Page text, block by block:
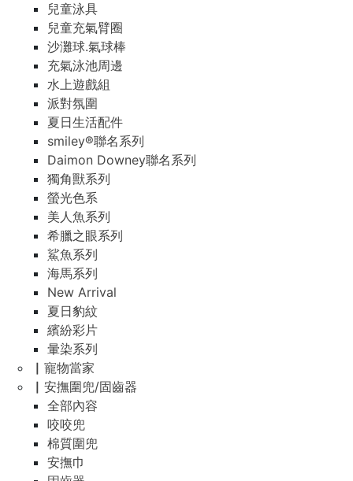
兒童泳具
兒童充氣臂圈
沙灘球.氣球棒
充氣泳池周邊
水上遊戲組
派對氛圍
夏日生活配件
smiley®聯名系列
Daimon Downey聯名系列
獨角獸系列
螢光色系
美人魚系列
希臘之眼系列
鯊魚系列
海馬系列
New Arrival
夏日豹紋
繽紛彩片
暈染系列
▏寵物當家
▏安撫圍兜/固齒器
全部內容
咬咬兜
棉質圍兜
安撫巾